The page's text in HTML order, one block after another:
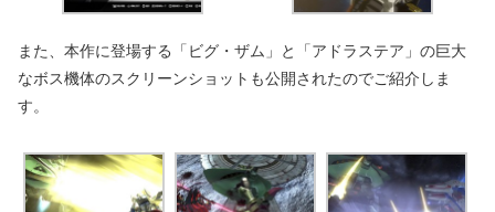
また、本作に登場する「ビグ・ザム」と「アドラステア」の巨大
なボス機体のスクリーンショットも公開されたのでご紹介しま
す。